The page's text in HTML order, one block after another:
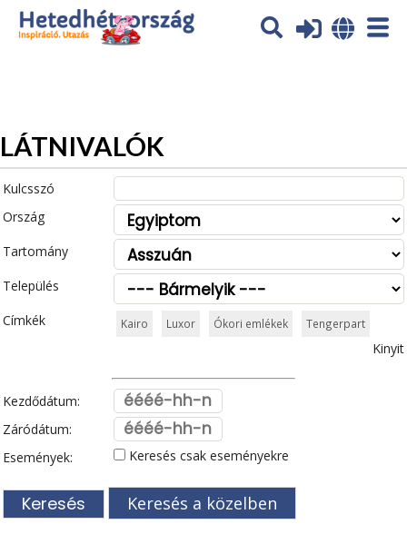
Az oldal sütiket (cookies) használ. További tájékoztatás itt:
Adatvédelmi tájékoztató
LÁTNIVALÓK
Kulcsszó
Ország
Tartomány
Település
Címkék
Kairo Luxor Ókori emlékek Tengerpart
Kinyit
Kezdődátum:
Záródátum:
Események:
Keresés csak eseményekre
Keresés a közelben